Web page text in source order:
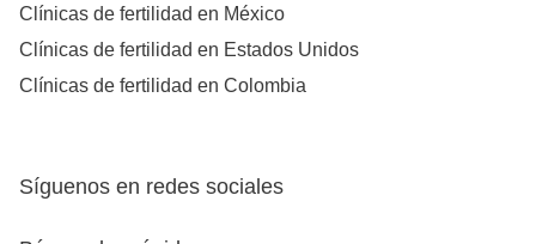
Clínicas de fertilidad en México
Clínicas de fertilidad en Estados Unidos
Clínicas de fertilidad en Colombia
Síguenos en redes sociales